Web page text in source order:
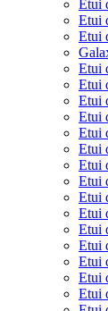
Etui
Etui
Etui
Etui
Etui
Etui
Etui
Etui
Etui
Etui
Etui
Etui
Etui
Etui
Etui
Etui
Etui
Etui